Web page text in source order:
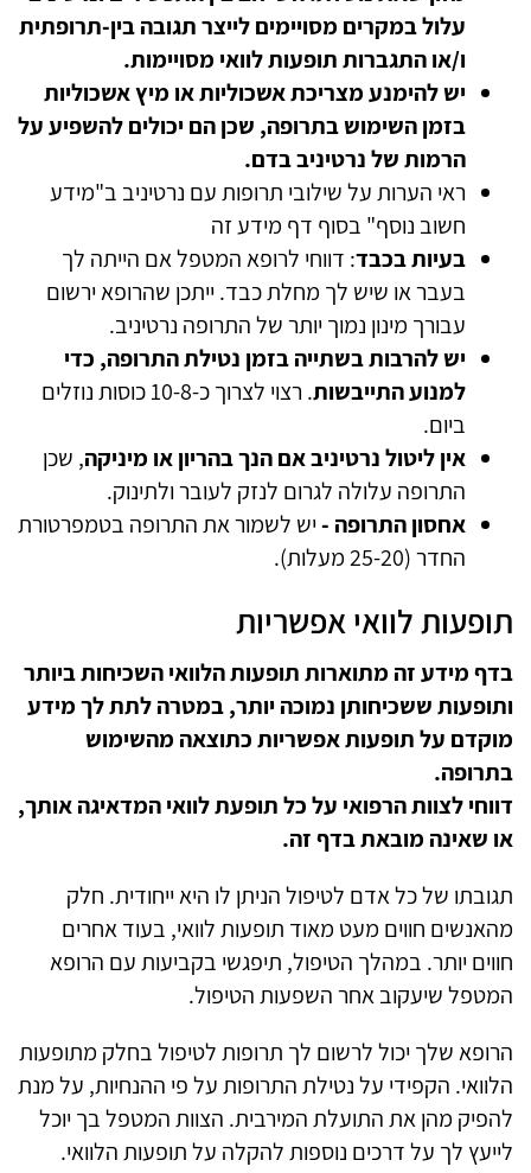
עלול במקרים מסויימים לייצר תגובה בין-תרופתית
ו/או התגברות תופעות לוואי מסויימות.
יש להימנע מצריכת אשכוליות או מיץ אשכוליות
בזמן השימוש בתרופה, שכן הם יכולים להשפיע על
הרמות של נרטיניב בדם.
ראי הערות על שילובי תרופות עם נרטיניב ב"מידע
חשוב נוסף" בסוף דף מידע זה
בעיות בכבד: דווחי לרופא המטפל אם הייתה לך
בעבר או שיש לך מחלת כבד. ייתכן שהרופא ירשום
עבורך מינון נמוך יותר של התרופה נרטיניב.
יש להרבות בשתייה בזמן נטילת התרופה, כדי
למנוע התייבשות
. רצוי לצרוך כ-10-8 כוסות נוזלים
ביום.
אין ליטול נרטיניב אם הנך בהריון או מיניקה, שכן
התרופה עלולה לגרום לנזק לעובר ולתינוק.
אחסון התרופה -יש לשמור את התרופה בטמפרטורת
החדר (25-20 מעלות).
תופעות לוואי אפשריות
בדף מידע זה מתוארות תופעות הלוואי השכיחות ביותר
ותופעות ששכיחותן נמוכה יותר, במטרה לתת לך מידע
מוקדם על תופעות אפשריות כתוצאה מהשימוש
בתרופה.
דווחי לצוות הרפואי על כל תופעת לוואי המדאיגה אותך,
או שאינה מובאת בדף זה.
תגובתו של כל אדם לטיפול הניתן לו היא ייחודית. חלק
מהאנשים חווים מעט מאוד תופעות לוואי, בעוד אחרים
חווים יותר. במהלך הטיפול, תיפגשי בקביעות עם הרופא
המטפל שיעקוב אחר השפעות הטיפול.
הרופא שלך יכול לרשום לך תרופות לטיפול בחלק מתופעות
הלוואי. הקפידי על נטילת התרופות על פי ההנחיות, על מנת
להפיק מהן את התועלת המירבית. הצוות המטפל בך יוכל
לייעץ לך על דרכים נוספות להקלה על תופעות הלוואי.